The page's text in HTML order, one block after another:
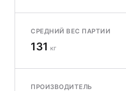
СРЕДНИЙ ВЕС ПАРТИИ
131 кг
ПРОИЗВОДИТЕЛЬ